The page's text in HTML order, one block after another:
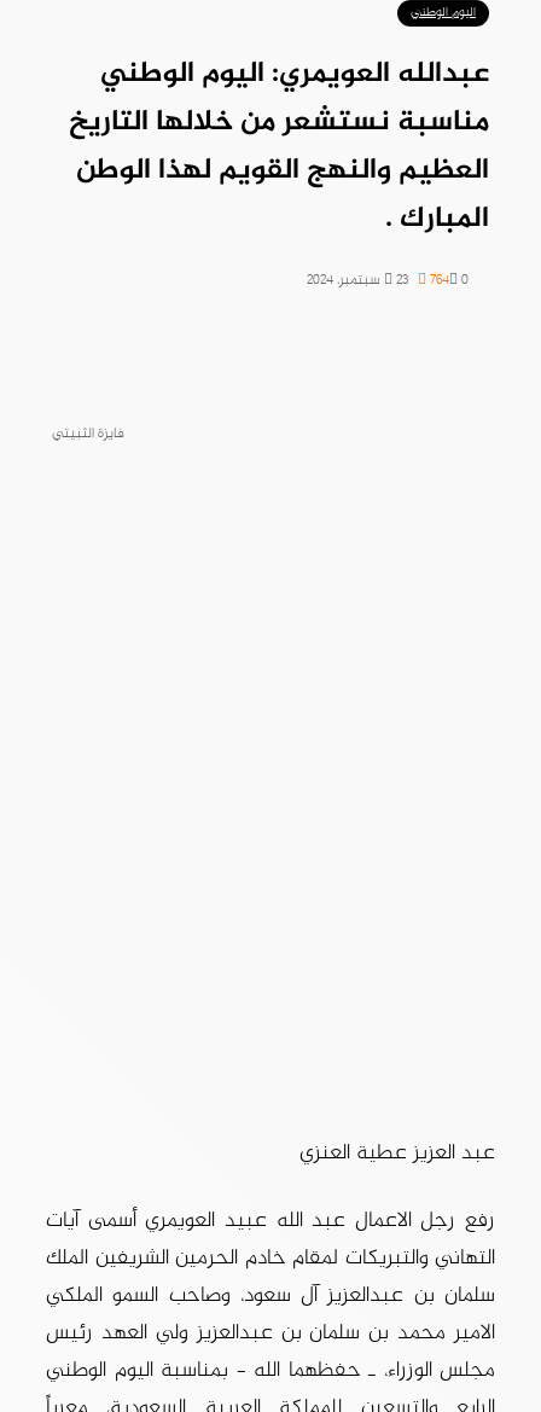
اليوم الوطني
عبدالله العويمري: اليوم الوطني
مناسبة نستشعر من خلالها التاريخ
العظيم والنهج القويم لهذا الوطن
المبارك .
فايزة الثبيتي
23 سبتمبر، 2024 0
764
عبد العزيز عطية العنزي
رفع رجل الاعمال عبد الله عبيد العويمري أسمى آيات
التهاني والتبريكات لمقام خادم الحرمين الشريفين الملك
سلمان بن عبدالعزيز آل سعود، وصاحب السمو الملكي
الامير محمد بن سلمان بن عبدالعزيز ولي العهد رئيس
مجلس الوزراء، ـ حفظهما الله – بمناسبة اليوم الوطني